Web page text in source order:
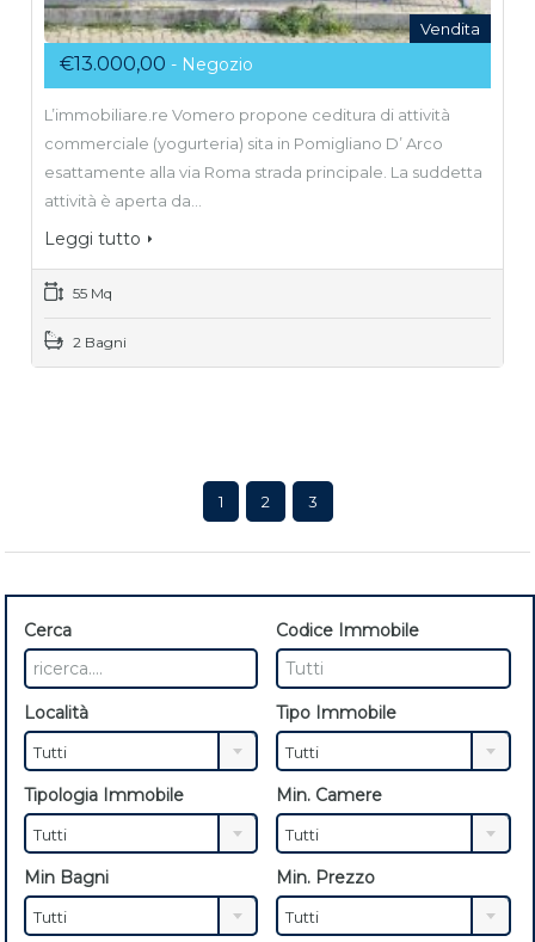
Vendita
€13.000,00 - Negozio
L’immobiliare.re Vomero propone ceditura di attività
commerciale (yogurteria) sita in Pomigliano D’ Arco
esattamente alla via Roma strada principale. La suddetta
attività è aperta da…
Leggi tutto
55 Mq
2 Bagni
1 2 3
Cerca Codice Immobile
Località
Tutti
Tipo Immobile
Tutti
Tipologia Immobile
Tutti
Min. Camere
Tutti
Min Bagni
Tutti
Min. Prezzo
Tutti